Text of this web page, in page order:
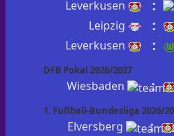
Leverkusen :
Leipzig
:
Leverkusen
:
DFB Pokal 2026/2027
Wiesbaden :
1. Fußball-Bundesliga 2026/
Elversberg :